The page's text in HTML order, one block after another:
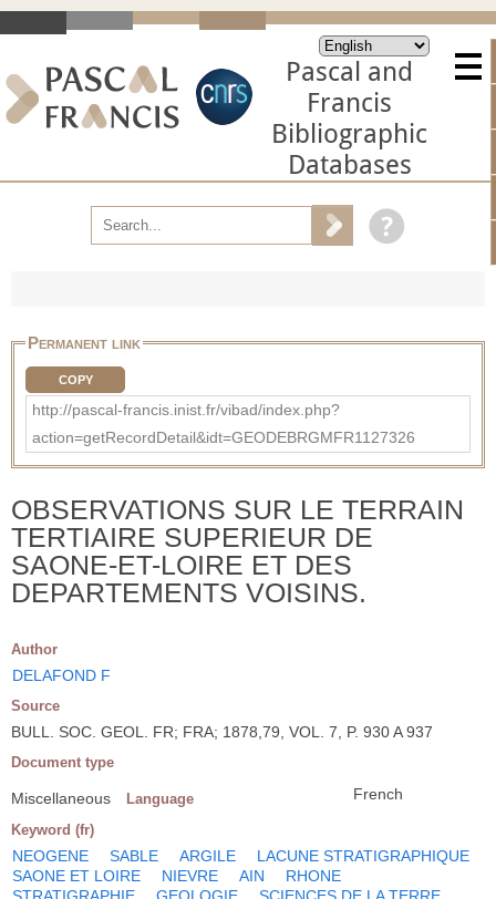
Pascal and
Francis
Bibliographic
Databases
Permanent link
COPY
http://pascal-francis.inist.fr/vibad/index.php?
action=getRecordDetail&idt=GEODEBRGMFR1127326
OBSERVATIONS SUR LE TERRAIN
TERTIAIRE SUPERIEUR DE
SAONE-ET-LOIRE ET DES
DEPARTEMENTS VOISINS.
Author
DELAFOND F
Source
BULL. SOC. GEOL. FR; FRA; 1878,79, VOL. 7, P. 930 A 937
Document type
Miscellaneous Language French
Keyword (fr)
NEOGENE SABLE ARGILE
LACUNE STRATIGRAPHIQUE
SAONE ET LOIRE
NIEVRE AIN
RHONE
STRATIGRAPHIE
GEOLOGIE
SCIENCES DE LA TERRE